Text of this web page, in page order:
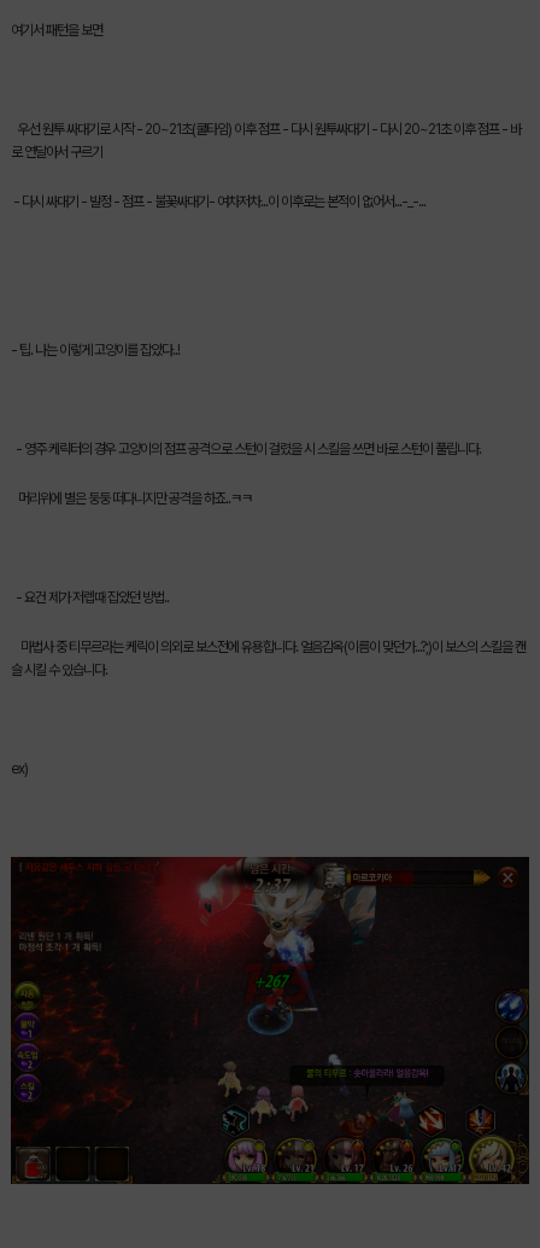
여기서 패턴을 보면
우선 원투 싸대기로 시작 - 20~21초(쿨타임) 이후 점프 - 다시 원투싸대기 - 다시 20~21초 이후 점프 - 바
로 연달아서 구르기
- 다시 싸대기 - 발정 - 점프 - 불꽃싸대기- 여차저차...이 이후로는 본적이 없어서...-_-...
- 팁. 나는 이렇게 고양이를 잡았다..!
- 영주 케릭터의 경우 고양이의 점프 공격으로 스턴이 걸렸을 시 스킬을 쓰면 바로 스턴이 풀립니다.
머리위에 별은 둥둥 떠다니지만 공격을 하죠..ㅋㅋ
- 요건 제가 저렙때 잡았던 방법..
마법사 중 티무르라는 케릭이 의외로 보스전에 유용합니다. 얼음감옥(이름이 맞던가...?;)이 보스의 스킬을 캔
슬 시킬 수 있습니다.
ex)